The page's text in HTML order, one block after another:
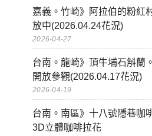
嘉義。竹崎》阿拉伯的粉紅
放中(2026.04.24花況)
2026-04-27
台南。龍崎》頂牛埔石斛蘭
開放參觀(2026.04.17花況)
2026-04-19
台南。南區》十八號隱巷咖
3D立體咖啡拉花